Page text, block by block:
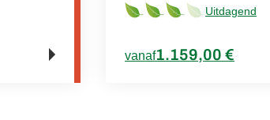
Uitdagend
vanaf1.159,00 €